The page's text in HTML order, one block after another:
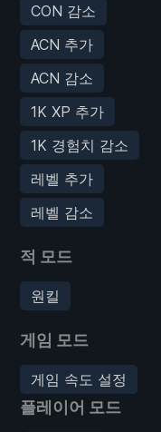
CON 감소
ACN 추가
ACN 감소
1K XP 추가
1K 경험치 감소
레벨 추가
레벨 감소
적 모드
원킬
게임 모드
게임 속도 설정
플레이어 모드